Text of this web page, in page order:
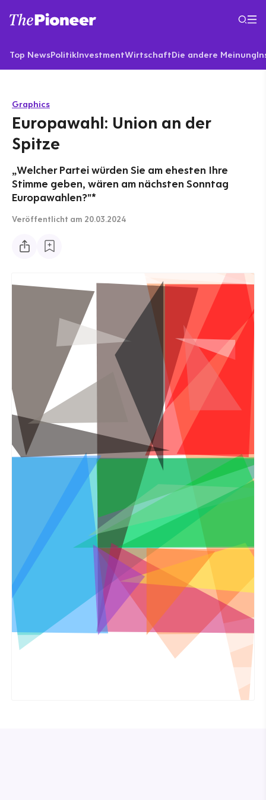
Top NewsPolitikInvestmentWirtschaftDie andere Meinung
Graphics
Europawahl: Union an der
Spitze
„Welcher Partei würden Sie am ehesten Ihre
Stimme geben, wären am nächsten Sonntag
Europawahlen?"*
Veröffentlicht am 20.03.2024